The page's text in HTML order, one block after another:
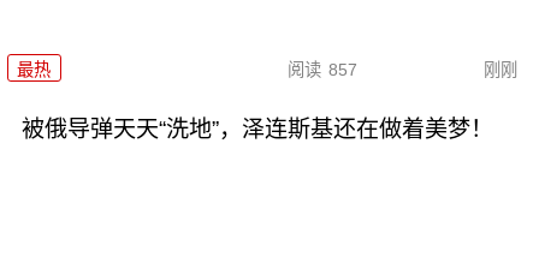
最热 阅读 857 刚刚
被俄导弹天天“洗地”，泽连斯基还在做着美梦！